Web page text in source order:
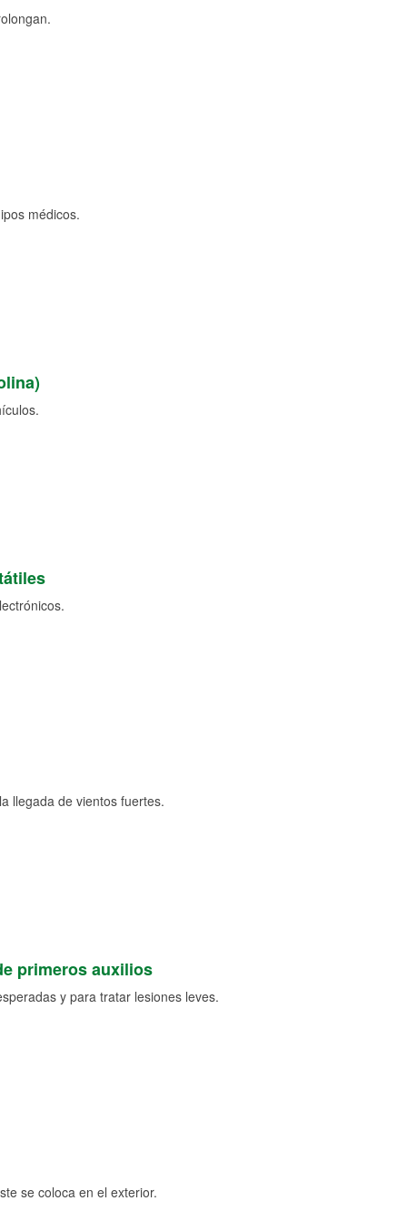
médicos.
llegada de vientos fuertes.
primeros auxilios
y para tratar lesiones leves.
se coloca en el exterior.